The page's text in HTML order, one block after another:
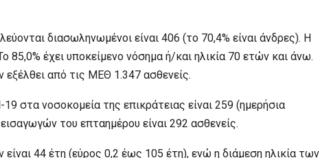
διασωληνωμένοι είναι 406 (το 70,4% είναι άνδρες). Η
85,0% έχει υποκείμενο νόσημα ή/και ηλικία 70 ετών και άνω.
από τις ΜΕΘ 1.347 ασθενείς.
στα νοσοκομεία της επικράτειας είναι 259 (ημερήσια
του επταημέρου είναι 292 ασθενείς.
44 έτη (εύρος 0,2 έως 105 έτη), ενώ η διάμεση ηλικία των